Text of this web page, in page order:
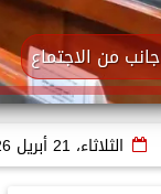
جانب من الاجتماع
الثلاثاء، 21 أبريل 2026